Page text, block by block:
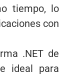
tiempo, lo
con
.NET de
ideal para